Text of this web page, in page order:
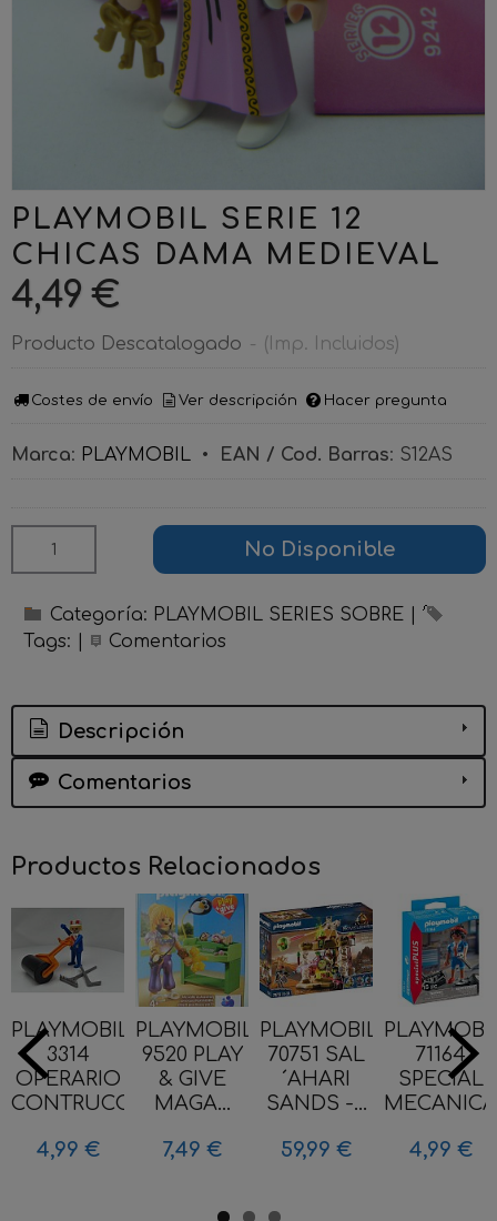
PLAYMOBIL SERIE 12
CHICAS DAMA MEDIEVAL
4,49 €
Producto Descatalogado - (Imp. Incluidos)
Costes de envío Ver descripción Hacer pregunta
Marca: PLAYMOBIL • EAN / Cod. Barras: S12AS
No Disponible
Categoría: PLAYMOBIL SERIES SOBRE
Tags:
Comentarios
Descripción
Comentarios
Productos Relacionados
PLAYMOBIL
3314
OPERARIO
CONTRUCCION...
4,99 €
PLAYMOBIL
9520 PLAY
& GIVE
MAGA...
7,49 €
PLAYMOBIL
70751 SAL
´AHARI
SANDS -...
59,99 €
71164
SPECIAL
4,99 €